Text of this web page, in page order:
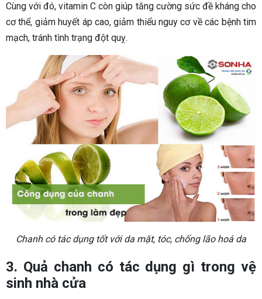
Cùng với đó, vitamin C còn giúp tăng cường sức đề kháng cho
cơ thể, giảm huyết áp cao, giảm thiểu nguy cơ về các bệnh tim
mạch, tránh tình trạng đột quỵ.
Chanh có tác dụng tốt với da mặt, tóc, chống lão hoá da
3. Quả chanh có tác dụng gì trong vệ
sinh nhà cửa